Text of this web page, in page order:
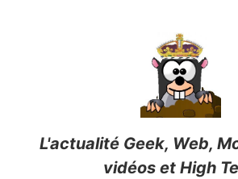
L'actualité Geek, Web,
vidéos et High